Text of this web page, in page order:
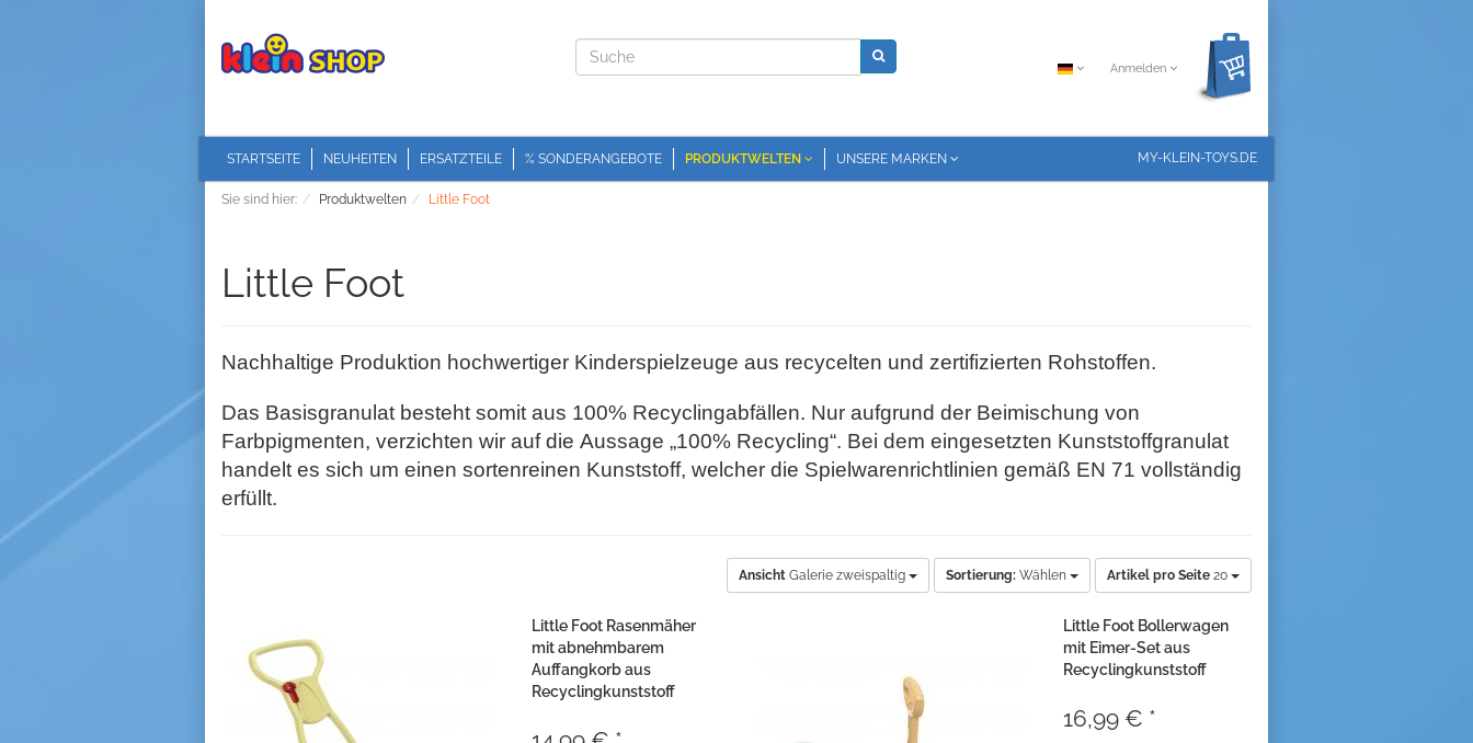
Anmelden
STARTSEITE NEUHEITEN ERSATZTEILE % SONDERANGEBOTE PRODUKTWELTEN UNSERE MARKEN MY-KLEIN-TOYS.DE
Sie sind hier: Produktwelten Little Foot
Little Foot
Nachhaltige Produktion hochwertiger Kinderspielzeuge aus recycelten und zertifizierten Rohstoffen.
Das Basisgranulat besteht somit aus 100% Recyclingabfällen. Nur aufgrund der Beimischung von
Farbpigmenten, verzichten wir auf die Aussage „100% Recycling“. Bei dem eingesetzten Kunststoffgranulat
handelt es sich um einen sortenreinen Kunststoff, welcher die Spielwarenrichtlinien gemäß EN 71 vollständig
erfüllt.
Ansicht Galerie zweispaltig Sortierung: Wählen Artikel pro Seite 20
Little Foot Rasenmäher
mit abnehmbarem
Auffangkorb aus
Recyclingkunststoff
Little Foot Bollerwagen
mit Eimer-Set aus
Recyclingkunststoff
16,99 € *